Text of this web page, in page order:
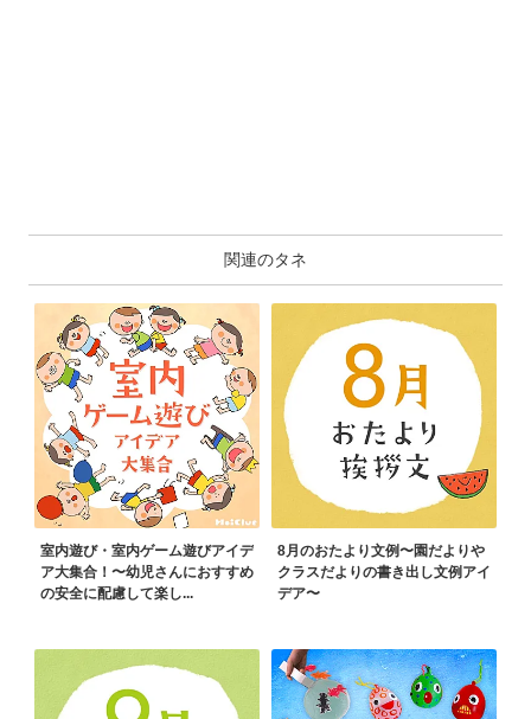
関連のタネ
室内遊び・室内ゲーム遊びアイデ
ア大集合！〜幼児さんにおすすめ
の安全に配慮して楽し...
8月のおたより文例〜園だよりや
クラスだよりの書き出し文例アイ
デア〜